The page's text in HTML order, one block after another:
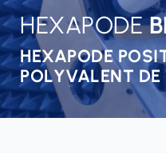
HEXAPODE
HEXAPODE
POLYVALENT